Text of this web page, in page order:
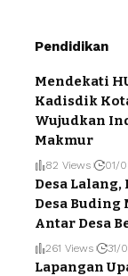
Pendidikan
Mendekati
Kadisdik
Wujudkan
Makmur
82 Views 01/
Desa Lalang,
Desa Buding
Antar Desa
261 Views 31/
Lapangan